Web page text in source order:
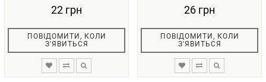
22 грн
ПОВІДОМИТИ, КОЛИ
З'ЯВИТЬСЯ
26 грн
ПОВІДОМИТИ, КОЛИ
З'ЯВИТЬСЯ